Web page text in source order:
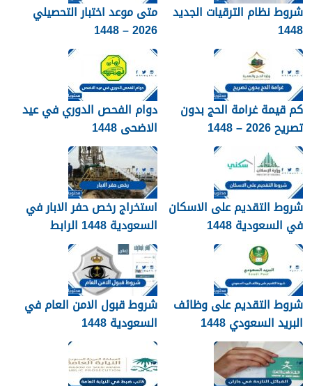
شروط نظام الترقيات الجديد
1448
متى موعد اختبار التحصيلي
2026 – 1448
كم قيمة غرامة الحج بدون
تصريح 2026 – 1448
دوام الفحص الدوري في عيد
الاضحى 1448
شروط التقديم على الاسكان
في السعودية 1448
استخراج رخص حفر الابار في
السعودية 1448 الرابط
والشروط بالتفصيل
شروط التقديم على وظائف
البريد السعودي 1448
شروط قبول الامن العام في
السعودية 1448